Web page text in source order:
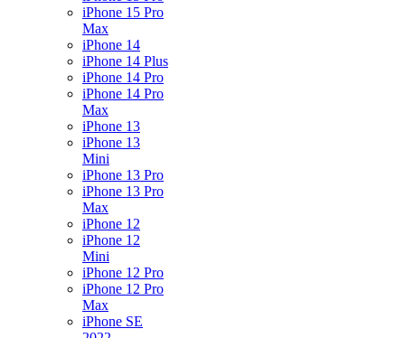
iPhone 15 Pro
Max
iPhone 14
iPhone 14 Plus
iPhone 14 Pro
iPhone 14 Pro
Max
iPhone 13
iPhone 13
Mini
iPhone 13 Pro
iPhone 13 Pro
Max
iPhone 12
iPhone 12
Mini
iPhone 12 Pro
iPhone 12 Pro
Max
iPhone SE